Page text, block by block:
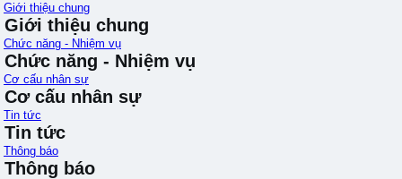
Giới thiệu chung
Giới thiệu chung
Chức năng - Nhiệm vụ
Chức năng - Nhiệm vụ
Cơ cấu nhân sự
Cơ cấu nhân sự
Tin tức
Tin tức
Thông báo
Thông báo